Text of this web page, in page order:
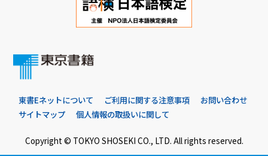
東書Eネットについて ご利用に関する注意事項
お問い合わせ
サイトマップ
個人情報の取扱いに関して
Copyright © TOKYO SHOSEKI CO., LTD. All rights reserved.